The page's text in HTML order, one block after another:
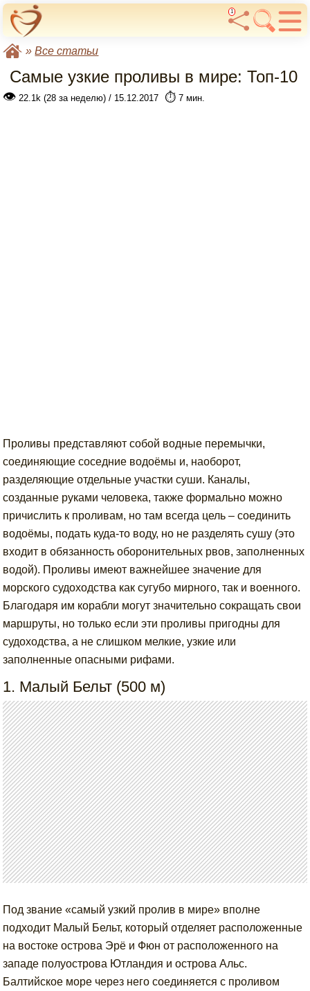
1
»Все статьи
Самые узкие проливы в мире: Топ-10
👁 22.1k (28 за неделю) / 15.12.2017 ⏱️ 7 мин.
Проливы представляют собой водные перемычки,
соединяющие соседние водоёмы и, наоборот,
разделяющие отдельные участки суши. Каналы,
созданные руками человека, также формально можно
причислить к проливам, но там всегда цель – соединить
водоёмы, подать куда-то воду, но не разделять сушу (это
входит в обязанность оборонительных рвов, заполненных
водой). Проливы имеют важнейшее значение для
морского судоходства как сугубо мирного, так и военного.
Благодаря им корабли могут значительно сокращать свои
маршруты, но только если эти проливы пригодны для
судоходства, а не слишком мелкие, узкие или
заполненные опасными рифами.
1. Малый Бельт (500 м)
Под звание «самый узкий пролив в мире» вполне
подходит Малый Бельт, который отделяет расположенные
на востоке острова Эрё и Фюн от расположенного на
западе полуострова Ютландия и острова Альс.
Балтийское море через него соединяется с проливом